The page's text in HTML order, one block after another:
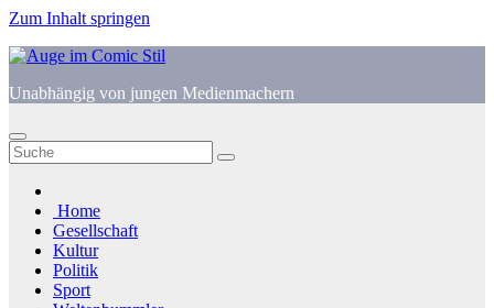
Zum Inhalt springen
Unabhängig von jungen Medienmachern
Home
Gesellschaft
Kultur
Politik
Sport